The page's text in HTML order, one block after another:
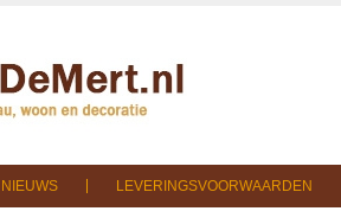
NIEUWS LEVERINGSVOORWAARDEN